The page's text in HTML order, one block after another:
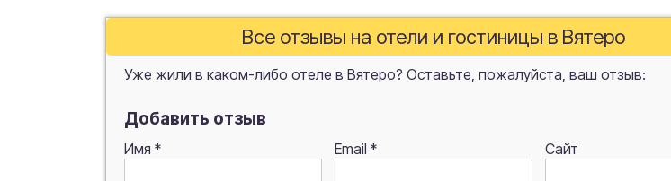
Все отзывы на отели и гостиницы в Вятеро
Уже жили в каком-либо отеле в Вятеро? Оставьте, пожалуйста, ваш отзыв:
Добавить отзыв
Имя * Email * Сайт